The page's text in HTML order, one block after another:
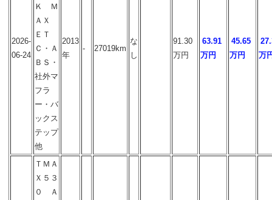
2026-
06-24
Ｋ Ｍ
ＡＸ
ＥＴ
Ｃ・Ａ
ＢＳ・
社外マ
フラ
ー・バ
ックス
テップ
他
2013
年
- 27019km
な
し
91.30
万円
63.91
万円
45.65
万円
万
ＴＭＡ
Ｘ５３
０ Ａ